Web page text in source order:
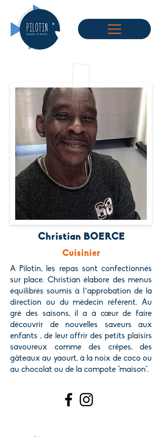
Christian BOERCE
Cuisinier
A Pilotin, les repas sont confectionnés
sur place. Christian élabore des menus
équilibrés soumis à l’approbation de la
direction ou du médecin référent. Au
gré des saisons, il a à cœur de faire
découvrir de nouvelles saveurs aux
enfants , de leur offrir des petits plaisirs
savoureux comme des crêpes, des
gâteaux au yaourt, à la noix de coco ou
au chocolat ou de la compote "maison".